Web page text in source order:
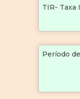
TIR- Taxa
Período